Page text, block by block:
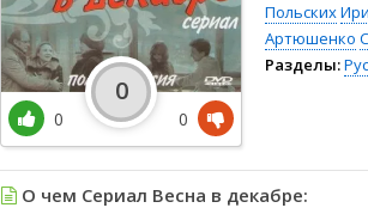
Польских
Артюшенко
Разделы:
0
0
0
О чем Сериал Весна в декабре: